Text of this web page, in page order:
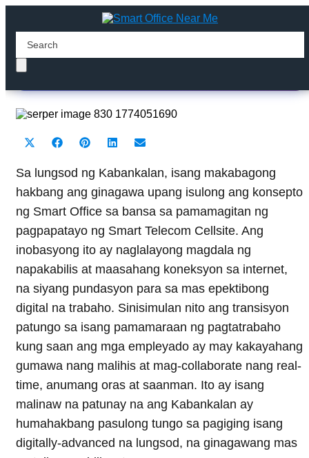
Smart telecom cellsite
Share
T
w
i
t
t
e
)
Share
c
e
b
o
o
k
Share
n
t
e
e
s
Share
n
k
e
d
I
n
Share
a
i
Sa lungsod ng Kabankalan, isang makabagong
hakbang ang ginagawa upang isulong ang konsepto
ng Smart Office sa bansa sa pamamagitan ng
pagpapatayo ng Smart Telecom Cellsite. Ang
inobasyong ito ay naglalayong magdala ng
napakabilis at maasahang koneksyon sa internet,
na siyang pundasyon para sa mas epektibong
digital na trabaho. Sinisimulan nito ang transisyon
patungo sa isang pamamaraan ng pagtatrabaho
kung saan ang mga empleyado ay may kakayahang
gumawa nang malihis at mag-collaborate nang real-
time, anumang oras at saanman. Ito ay isang
malinaw na patunay na ang Kabankalan ay
humahakbang pasulong tungo sa pagiging isang
digitally-advanced na lungsod, na ginagawang mas